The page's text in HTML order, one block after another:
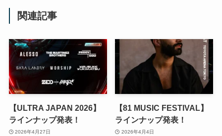
関連記事
【ULTRA JAPAN 2026】
ラインナップ発表！
2026年4月27日
【81 MUSIC FESTIVAL】
ラインナップ発表！
2026年4月4日